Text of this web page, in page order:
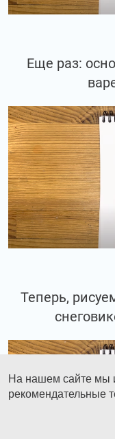
Еще раз:
Теперь,
На нашем сайте мы
рекомендательные